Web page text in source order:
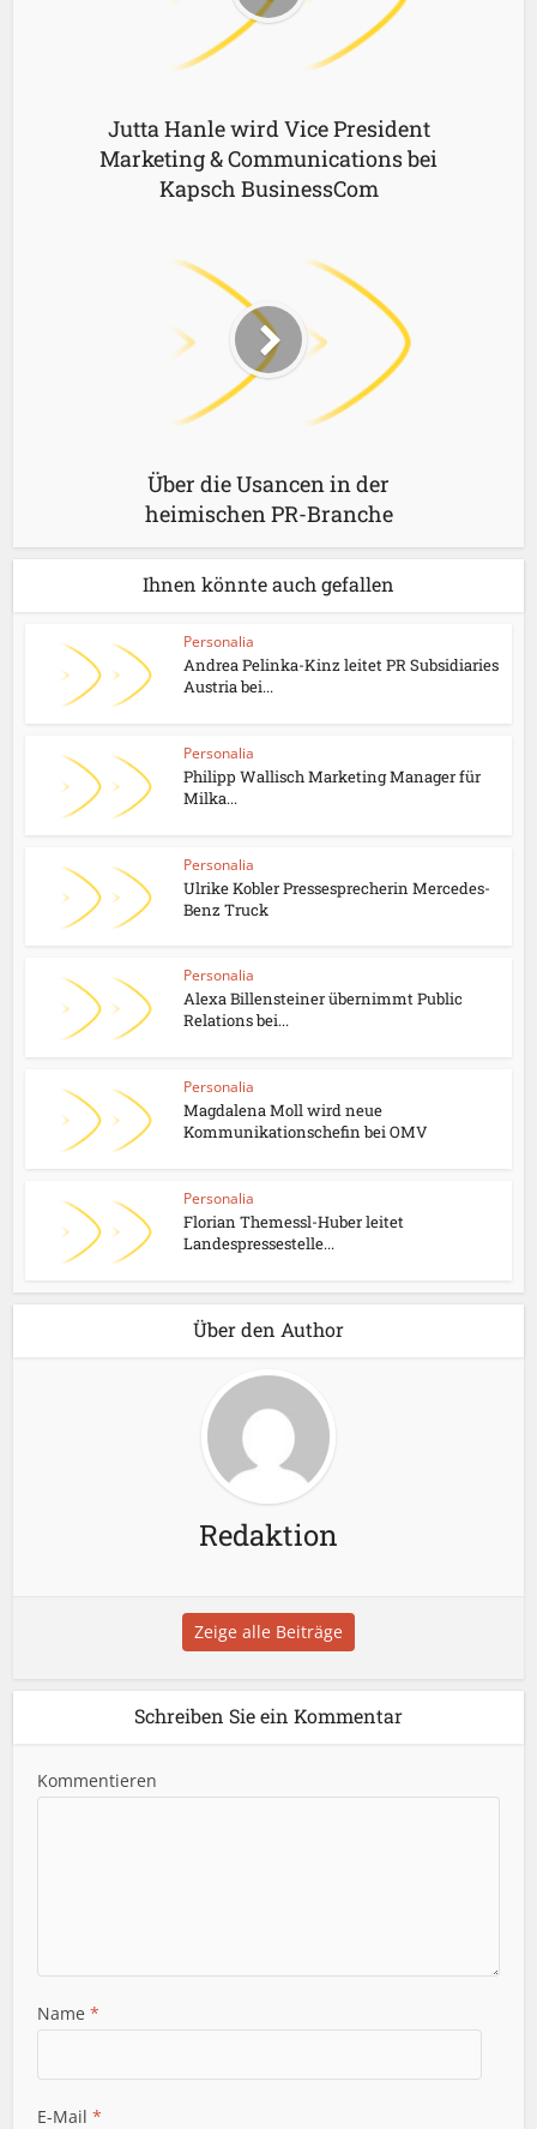
Jutta Hanle wird Vice President
Marketing & Communications bei
Kapsch BusinessCom
Über die Usancen in der
heimischen PR-Branche
Ihnen könnte auch gefallen
Personalia
Andrea Pelinka-Kinz leitet PR Subsidiaries
Austria bei...
Personalia
Philipp Wallisch Marketing Manager für
Milka...
Personalia
Ulrike Kobler Pressesprecherin Mercedes-
Benz Truck
Personalia
Alexa Billensteiner übernimmt Public
Relations bei...
Personalia
Magdalena Moll wird neue
Kommunikationschefin bei OMV
Personalia
Florian Themessl-Huber leitet
Landespressestelle...
Über den Author
Redaktion
Zeige alle Beiträge
Schreiben Sie ein Kommentar
Kommentieren
Name*
E-Mail*